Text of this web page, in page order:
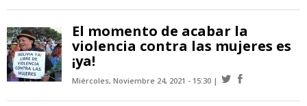
El momento de acabar la
violencia contra las mujeres es
¡ya!
Miércoles, Noviembre 24, 2021 - 15:30